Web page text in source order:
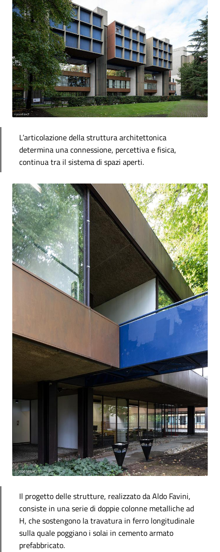
L’articolazione della struttura architettonica
determina una connessione, percettiva e fisica,
continua tra il sistema di spazi aperti.
Il progetto delle strutture, realizzato da Aldo Favini,
consiste in una serie di doppie colonne metalliche ad
H, che sostengono la travatura in ferro longitudinale
sulla quale poggiano i solai in cemento armato
prefabbricato.